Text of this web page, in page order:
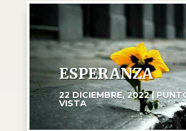
ESPERANZA
22 DICIEMBRE, 2022|
VISTA